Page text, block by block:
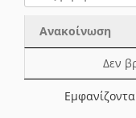
Ανακοίνωση
ΑνακοίνωσηΔεν